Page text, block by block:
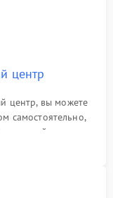
центр
центр, вы можете
самостоятельно,
на сайте